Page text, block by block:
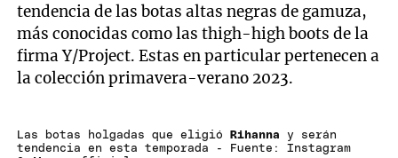
tendencia de las botas altas negras de gamuza,
más conocidas como las thigh-high boots de la
firma Y/Project. Estas en particular pertenecen a
la colección primavera-verano 2023.
Las botas holgadas que eligió Rihanna y serán
tendencia en esta temporada - Fuente: Instagram